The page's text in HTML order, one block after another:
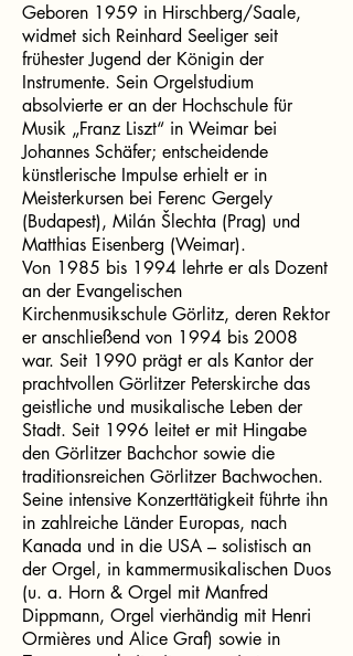
Geboren 1959 in Hirschberg/Saale,
widmet sich Reinhard Seeliger seit
frühester Jugend der Königin der
Instrumente. Sein Orgelstudium
absolvierte er an der Hochschule für
Musik „Franz Liszt“ in Weimar bei
Johannes Schäfer; entscheidende
künstlerische Impulse erhielt er in
Meisterkursen bei Ferenc Gergely
(Budapest), Milán Šlechta (Prag) und
Matthias Eisenberg (Weimar).
Von 1985 bis 1994 lehrte er als Dozent
an der Evangelischen
Kirchenmusikschule Görlitz, deren Rektor
er anschließend von 1994 bis 2008
war. Seit 1990 prägt er als Kantor der
prachtvollen Görlitzer Peterskirche das
geistliche und musikalische Leben der
Stadt. Seit 1996 leitet er mit Hingabe
den Görlitzer Bachchor sowie die
traditionsreichen Görlitzer Bachwochen.
Seine intensive Konzerttätigkeit führte ihn
in zahlreiche Länder Europas, nach
Kanada und in die USA – solistisch an
der Orgel, in kammermusikalischen Duos
(u. a. Horn & Orgel mit Manfred
Dippmann, Orgel vierhändig mit Henri
Ormières und Alice Graf) sowie in